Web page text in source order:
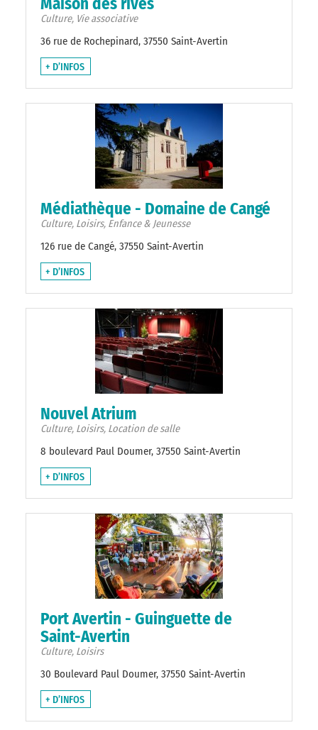
Culture, Vie associative
36 rue de Rochepinard, 37550 Saint-Avertin
+ D’INFOS
Médiathèque - Domaine de Cangé
Culture, Loisirs, Enfance & Jeunesse
126 rue de Cangé, 37550 Saint-Avertin
+ D’INFOS
Nouvel Atrium
Culture, Loisirs, Location de salle
8 boulevard Paul Doumer, 37550 Saint-Avertin
+ D’INFOS
Port Avertin - Guinguette de
Saint-Avertin
Culture, Loisirs
30 Boulevard Paul Doumer, 37550 Saint-Avertin
+ D’INFOS